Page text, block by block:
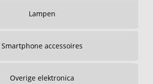
Lampen
Smartphone accessoires
Overige elektronica